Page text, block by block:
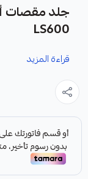
LS600
كقطعة غيار متينة
المواصفات:
قراءة المزيد